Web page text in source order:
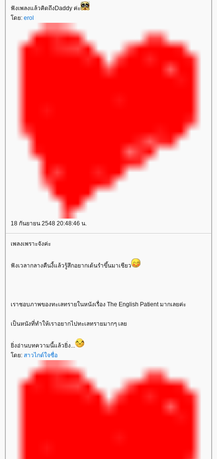
ฟังเพลงแล้วคิดถึงDaddy ค่ะ
ดย: erol
18 กันยายน 2548 20:48:46 น.
เพลงเพราะจังค่ะ
ฟังเวลากลางคืนงี้แล้วรู้สึกอยากเต้นรำขึ้นมาเชียว
เราชอบภาพของทะเลทรายในหนังเรื่อง The English Patient มากเลยค่ะ
เป็นหนังที่ทำให้เราอยากไปทะเลทรายมากๆ เล
ิ่งอ่านบทความนี้แล้วยิ่ง...
ดย: สาวไกด์ใจซื่อ